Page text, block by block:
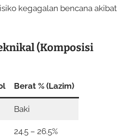
kegagalan bencana akibat
(Komposisi
Berat % (Lazim)
Baki
24.5 – 26.5%